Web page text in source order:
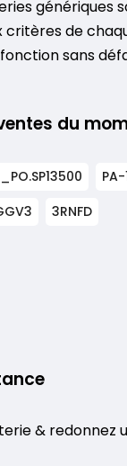
génériques
critères de
sans
du
3RNFD
& redonnez